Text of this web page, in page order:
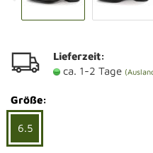
Lieferzeit:
ca. 1-2 Tage
Größe:
6.5